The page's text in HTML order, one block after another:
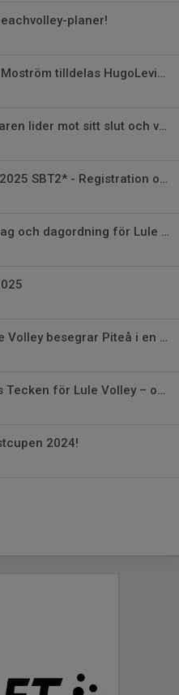
planer!
Vår ordförande Oskar Moström tilldelas HugoLevinPriset 2025!
Föreningsnytt – Sommaren lider mot sitt slut och vi blickar framåt!
Luleå Midnight Beach 2025 SBT2* - Registration open!
Valberedningens förslag och dagordning för Lule Volleys årsmöte 2025
Intensivt derby när Lule Volley besegrar Piteå i en hård kamp
Oktober i Volleybollens Tecken för Lule Volley – och November ser lika lova
2024!